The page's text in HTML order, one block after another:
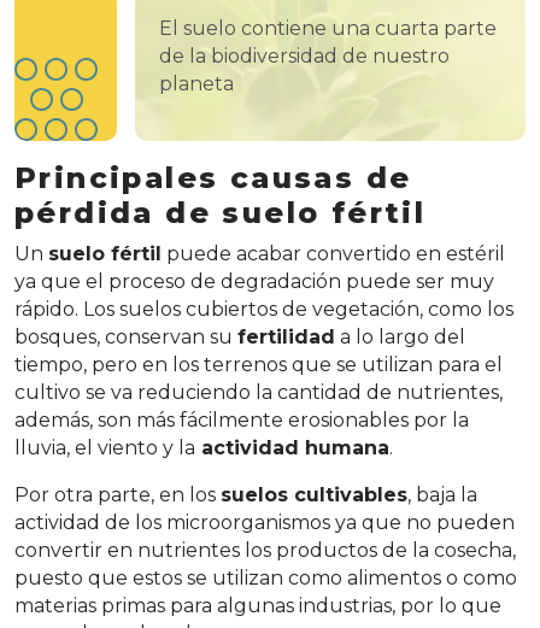
El suelo contiene una cuarta parte
de la biodiversidad de nuestro
planeta
Principales causas de
pérdida de suelo fértil
Un suelo fértil puede acabar convertido en estéril
ya que el proceso de degradación puede ser muy
rápido. Los suelos cubiertos de vegetación, como los
bosques, conservan su fertilidad a lo largo del
tiempo, pero en los terrenos que se utilizan para el
cultivo se va reduciendo la cantidad de nutrientes,
además, son más fácilmente erosionables por la
lluvia, el viento y la actividad humana.
Por otra parte, en los suelos cultivables, baja la
actividad de los microorganismos ya que no pueden
convertir en nutrientes los productos de la cosecha,
puesto que estos se utilizan como alimentos o como
materias primas para algunas industrias, por lo que